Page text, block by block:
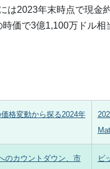
は2023年末時点で現金
価で3億1,100万ドル相
格変動から探る2024年
のカウントダウン、市
ビ